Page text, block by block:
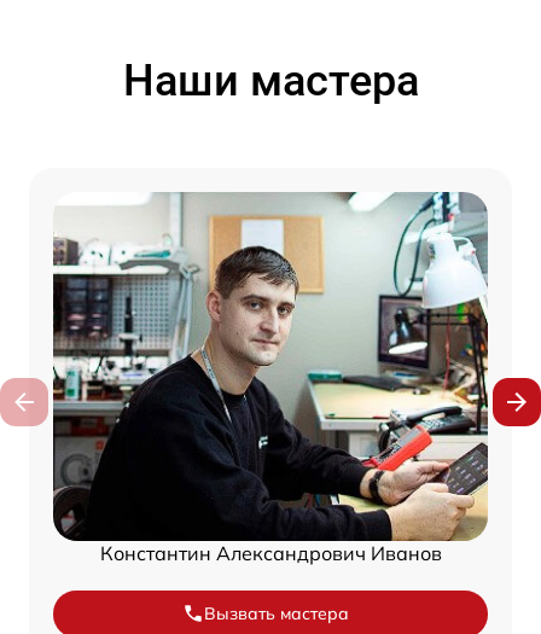
Наши мастера
Константин Александрович Иванов
Вызвать мастера